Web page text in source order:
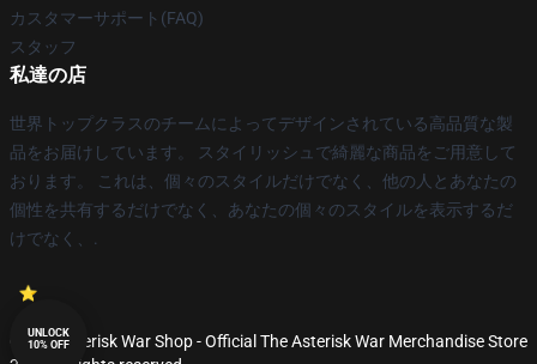
カスタマーサポート(FAQ)
スタッフ
私達の店
世界トップクラスのチームによってデザインされている高品質な製
品をお届けしています。 スタイリッシュで綺麗な商品をご用意して
おります。 これは、個々のスタイルだけでなく、他の人とあなたの
個性を共有するだけでなく、あなたの個々のスタイルを表示するだ
けでなく、.
© The Asterisk War Shop - Official The Asterisk War Merchandise Store
UNLOCK
10% OFF